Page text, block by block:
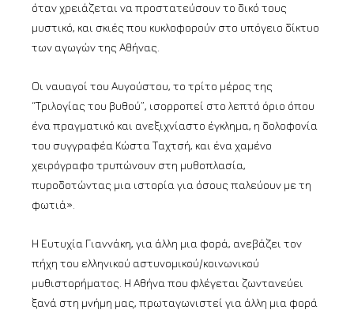
όταν χρειάζεται να προστατεύσουν το δικό τους
μυστικό, και σκιές που κυκλοφορούν στο υπόγειο δίκτυο
των αγωγών της Αθήνας.
Οι ναυαγοί του Αυγούστου, το τρίτο μέρος της
“Τριλογίας του βυθού”, ισορροπεί στο λεπτό όριο όπου
ένα πραγματικό και ανεξιχνίαστο έγκλημα, η δολοφονία
του συγγραφέα Κώστα Ταχτσή, και ένα χαμένο
χειρόγραφο τρυπώνουν στη μυθοπλασία,
πυροδοτώντας μια ιστορία για όσους παλεύουν με τη
φωτιά».
Η Ευτυχία Γιαννάκη, για άλλη μια φορά, ανεβάζει τον
πήχη του ελληνικού αστυνομικού/κοινωνικού
μυθιστορήματος. Η Αθήνα που φλέγεται ζωντανεύει
ξανά στη μνήμη μας, πρωταγωνιστεί για άλλη μια φορά